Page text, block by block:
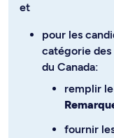
et
pour les
catégorie
du Canada:
remplir
fournir